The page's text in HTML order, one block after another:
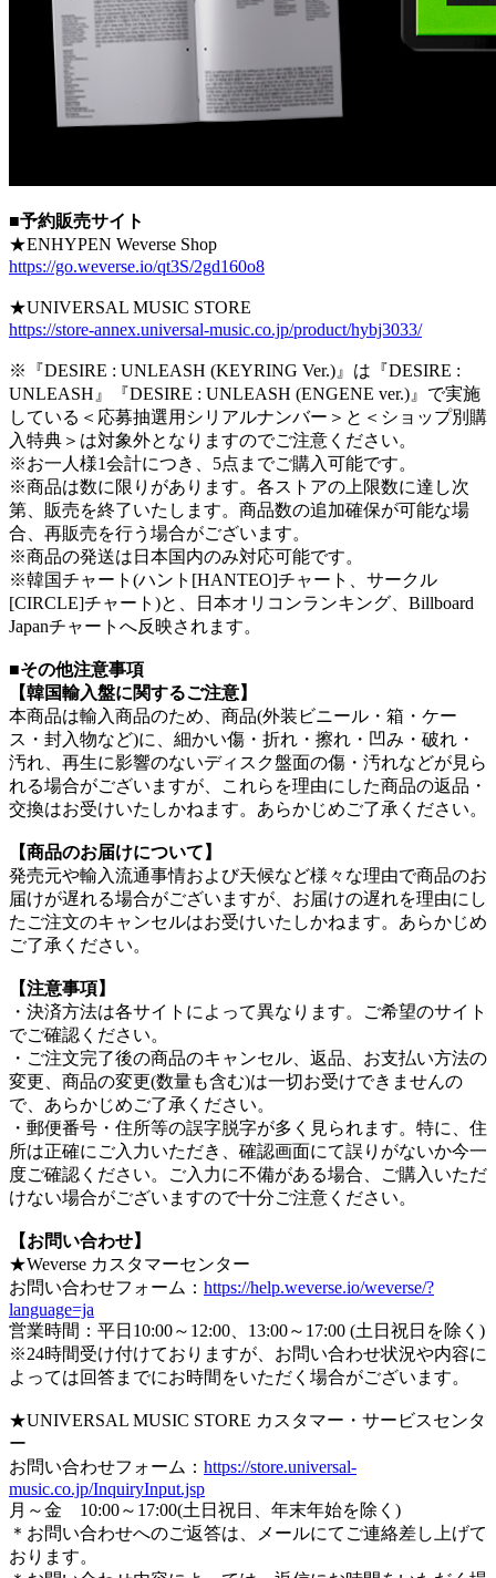
■予約販売サイト
★ENHYPEN Weverse Shop
https://go.weverse.io/qt3S/2gd160o8
★UNIVERSAL MUSIC STORE
https://store-annex.universal-music.co.jp/product/hybj3033/
※『DESIRE : UNLEASH (KEYRING Ver.)』は『DESIRE :
UNLEASH』『DESIRE : UNLEASH (ENGENE ver.)』で実施
している＜応募抽選用シリアルナンバー＞と＜ショップ別購
入特典＞は対象外となりますのでご注意ください。
※お一人様1会計につき、5点までご購入可能です。
※商品は数に限りがあります。各ストアの上限数に達し次
第、販売を終了いたします。商品数の追加確保が可能な場
合、再販売を行う場合がございます。
※商品の発送は日本国内のみ対応可能です。
※韓国チャート(ハント[HANTEO]チャート、サークル
[CIRCLE]チャート)と、日本オリコンランキング、Billboard
Japanチャートへ反映されます。
■その他注意事項
【韓国輸入盤に関するご注意】
本商品は輸入商品のため、商品(外装ビニール・箱・ケー
ス・封入物など)に、細かい傷・折れ・擦れ・凹み・破れ・
汚れ、再生に影響のないディスク盤面の傷・汚れなどが見ら
れる場合がございますが、これらを理由にした商品の返品・
交換はお受けいたしかねます。あらかじめご了承ください。
【商品のお届けについて】
発売元や輸入流通事情および天候など様々な理由で商品のお
届けが遅れる場合がございますが、お届けの遅れを理由にし
たご注文のキャンセルはお受けいたしかねます。あらかじめ
ご了承ください。
【注意事項】
・決済方法は各サイトによって異なります。ご希望のサイト
でご確認ください。
・ご注文完了後の商品のキャンセル、返品、お支払い方法の
変更、商品の変更(数量も含む)は一切お受けできませんの
で、あらかじめご了承ください。
・郵便番号・住所等の誤字脱字が多く見られます。特に、住
所は正確にご入力いただき、確認画面にて誤りがないか今一
度ご確認ください。ご入力に不備がある場合、ご購入いただ
けない場合がございますので十分ご注意ください。
【お問い合わせ】
★Weverse カスタマーセンター
お問い合わせフォーム： https://help.weverse.io/weverse/?
language=ja
営業時間：平日10:00～12:00、13:00～17:00 (土日祝日を除く)
※24時間受け付けておりますが、お問い合わせ状況や内容に
よっては回答までにお時間をいただく場合がございます。
★UNIVERSAL MUSIC STORE カスタマー・サービスセンタ
ー
お問い合わせフォーム： https://store.universal-
music.co.jp/InquiryInput.jsp
月～金 10:00～17:00(土日祝日、年末年始を除く)
＊お問い合わせへのご返答は、メールにてご連絡差し上げて
おります。